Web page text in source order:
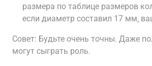
размера по таблице размеров
если диаметр составил 17 мм‚
Совет: Будьте очень точны. Даже
могут сыграть роль.